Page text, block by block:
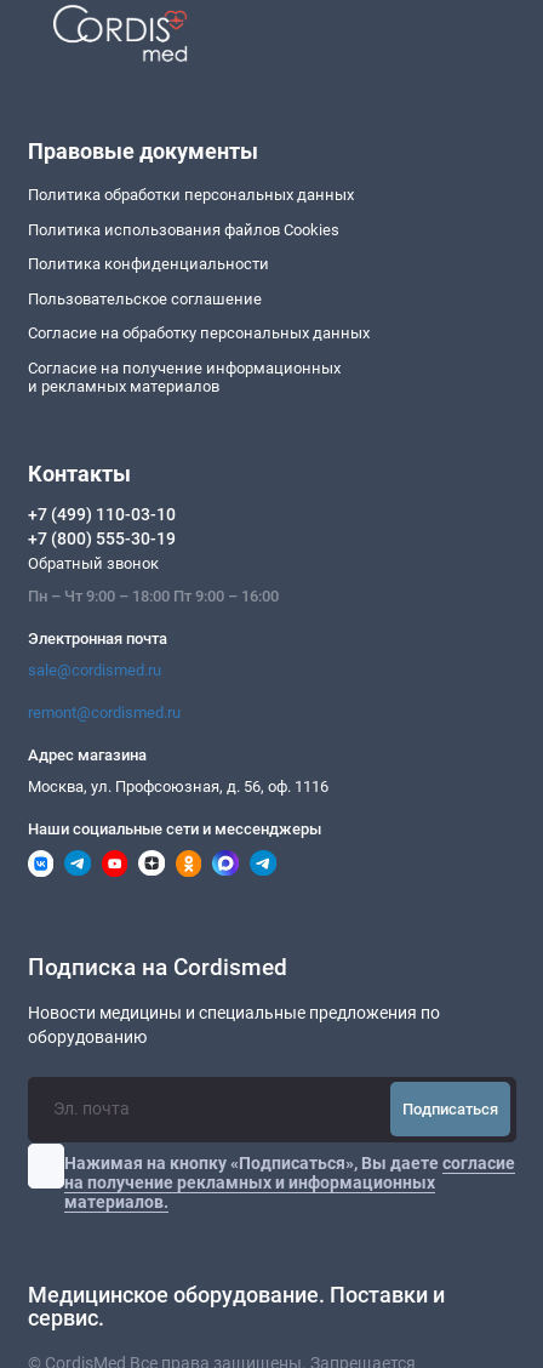
Правовые документы
Политика обработки персональных данных
Политика использования файлов Cookies
Политика конфиденциальности
Пользовательское соглашение
Согласие на обработку персональных данных
Согласие на получение информационных
и рекламных материалов
Контакты
+7 (499) 110-03-10
+7 (800) 555-30-19
Обратный звонок
Пн – Чт 9:00 – 18:00 Пт 9:00 – 16:00
Электронная почта
sale@cordismed.ru
remont@cordismed.ru
Адрес магазина
Москва, ул. Профсоюзная, д. 56, оф. 1116
Наши социальные сети и мессенджеры
Подписка на Cordismed
Новости медицины и специальные предложения по
оборудованию
Подписаться
Нажимая на кнопку «Подписаться», Вы даетесогласие
на получение рекламных и информационных
материалов.
Медицинское оборудование. Поставки и
сервис.
© CordisMed Все права защищены. Запрещается